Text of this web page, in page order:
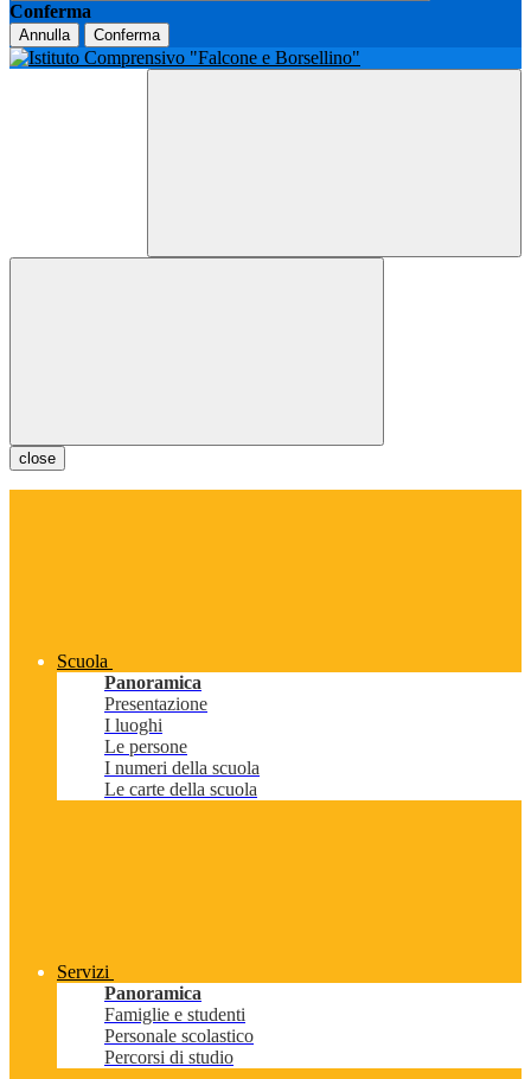
Conferma
Annulla Conferma
close
Scuola
Panoramica
Presentazione
I luoghi
Le persone
I numeri della scuola
Le carte della scuola
Servizi
Panoramica
Famiglie e studenti
Personale scolastico
Percorsi di studio